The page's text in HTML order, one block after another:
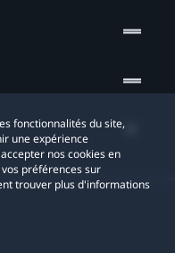
fonctionnalités du site,
une expérience
nos cookies en
préférences sur
trouver plus d'informations